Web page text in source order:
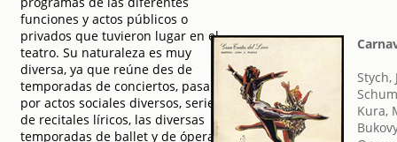
funciones y actos públicos o
privados que tuvieron lugar en el
teatro. Su naturaleza es muy
diversa, ya que reúne des de
temporadas de conciertos, pasando
por actos sociales diversos, series
de recitales líricos, las diversas
temporadas de ballet y de ópera,
Stych,
Kura,